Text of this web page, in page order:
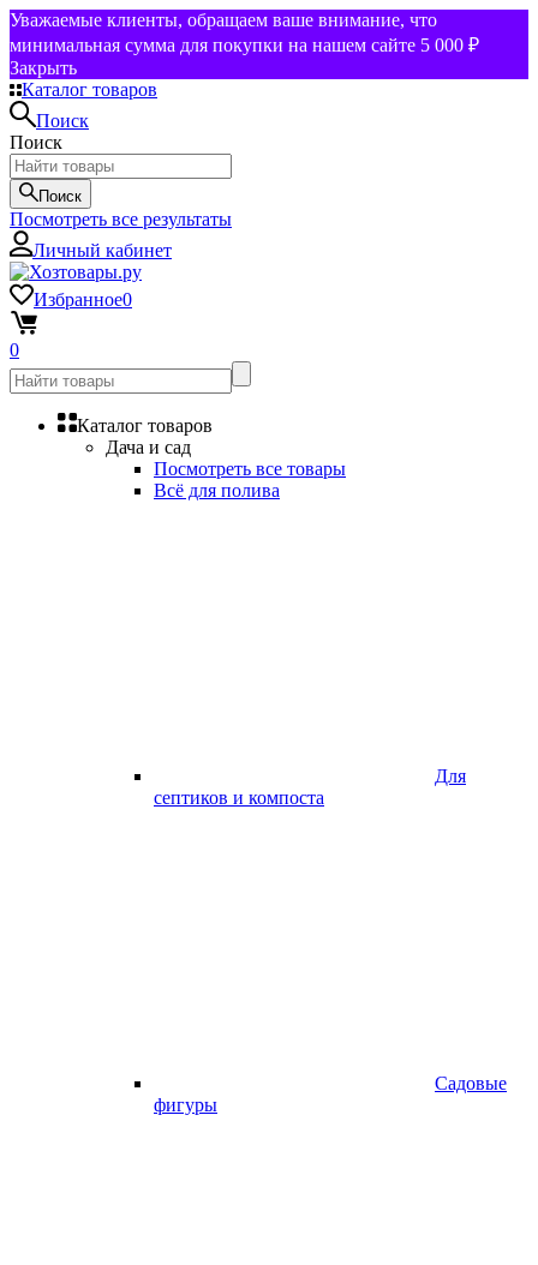
Уважаемые клиенты, обращаем ваше внимание, что
минимальная сумма для покупки на нашем сайте 5 000 ₽
Закрыть
Каталог товаров
Поиск
Поиск
Поиск
Посмотреть все результаты
Личный кабинет
Избранное0
0
Каталог товаров
Дача и сад
Посмотреть все товары
Всё для полива
Для
септиков и компоста
Садовые
фигуры